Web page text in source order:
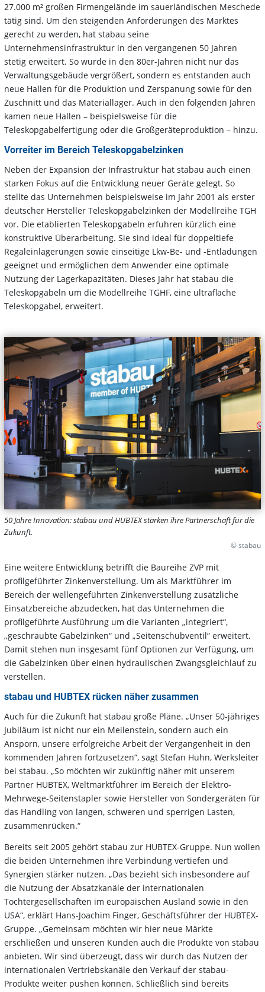
27.000 m² großen Firmengelände im sauerländischen Meschede
tätig sind. Um den steigenden Anforderungen des Marktes
gerecht zu werden, hat stabau seine
Unternehmensinfrastruktur in den vergangenen 50 Jahren
stetig erweitert. So wurde in den 80er-Jahren nicht nur das
Verwaltungsgebäude vergrößert, sondern es entstanden auch
neue Hallen für die Produktion und Zerspanung sowie für den
Zuschnitt und das Materiallager. Auch in den folgenden Jahren
kamen neue Hallen – beispielsweise für die
Teleskopgabelfertigung oder die Großgeräteproduktion – hinzu.
Vorreiter im Bereich Teleskopgabelzinken
Neben der Expansion der Infrastruktur hat stabau auch einen
starken Fokus auf die Entwicklung neuer Geräte gelegt. So
stellte das Unternehmen beispielsweise im Jahr 2001 als erster
deutscher Hersteller Teleskopgabelzinken der Modellreihe TGH
vor. Die etablierten Teleskopgabeln erfuhren kürzlich eine
konstruktive Überarbeitung. Sie sind ideal für doppeltiefe
Regaleinlagerungen sowie einseitige Lkw-Be- und -Entladungen
geeignet und ermöglichen dem Anwender eine optimale
Nutzung der Lagerkapazitäten. Dieses Jahr hat stabau die
Teleskopgabeln um die Modellreihe TGHF, eine ultraflache
Teleskopgabel, erweitert.
50 Jahre Innovation: stabau und HUBTEX stärken ihre Partnerschaft für die
Zukunft.
© stabau
Eine weitere Entwicklung betrifft die Baureihe ZVP mit
profilgeführter Zinkenverstellung. Um als Marktführer im
Bereich der wellengeführten Zinkenverstellung zusätzliche
Einsatzbereiche abzudecken, hat das Unternehmen die
profilgeführte Ausführung um die Varianten „integriert“,
„geschraubte Gabelzinken“ und „Seitenschubventil“ erweitert.
Damit stehen nun insgesamt fünf Optionen zur Verfügung, um
die Gabelzinken über einen hydraulischen Zwangsgleichlauf zu
verstellen.
stabau und HUBTEX rücken näher zusammen
Auch für die Zukunft hat stabau große Pläne. „Unser 50-jähriges
Jubiläum ist nicht nur ein Meilenstein, sondern auch ein
Ansporn, unsere erfolgreiche Arbeit der Vergangenheit in den
kommenden Jahren fortzusetzen“, sagt Stefan Huhn, Werksleiter
bei stabau. „So möchten wir zukünftig näher mit unserem
Partner HUBTEX, Weltmarktführer im Bereich der Elektro-
Mehrwege-Seitenstapler sowie Hersteller von Sondergeräten für
das Handling von langen, schweren und sperrigen Lasten,
zusammenrücken.“
Bereits seit 2005 gehört stabau zur HUBTEX-Gruppe. Nun wollen
die beiden Unternehmen ihre Verbindung vertiefen und
Synergien stärker nutzen. „Das bezieht sich insbesondere auf
die Nutzung der Absatzkanäle der internationalen
Tochtergesellschaften im europäischen Ausland sowie in den
USA“, erklärt Hans-Joachim Finger, Geschäftsführer der HUBTEX-
Gruppe. „Gemeinsam möchten wir hier neue Märkte
erschließen und unseren Kunden auch die Produkte von stabau
anbieten. Wir sind überzeugt, dass wir durch das Nutzen der
internationalen Vertriebskanäle den Verkauf der stabau-
Produkte weiter pushen können. Schließlich sind bereits